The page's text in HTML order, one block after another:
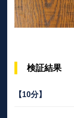
検証結果
【10分】